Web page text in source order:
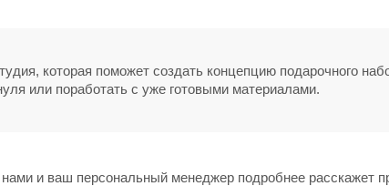
которая поможет создать концепцию подарочного
или поработать с уже готовыми материалами.
и ваш персональный менеджер подробнее расскажет